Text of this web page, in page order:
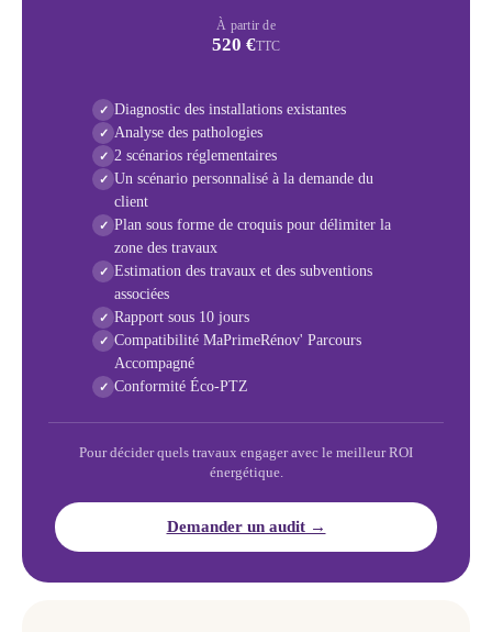
À partir de
520 €TTC
✓ Diagnostic des installations existantes
✓ Analyse des pathologies
✓ 2 scénarios réglementaires
✓ Un scénario personnalisé à la demande du
client
✓ Plan sous forme de croquis pour délimiter la
zone des travaux
✓ Estimation des travaux et des subventions
associées
✓ Rapport sous 10 jours
✓ Compatibilité MaPrimeRénov' Parcours
Accompagné
✓ Conformité Éco-PTZ
Pour décider quels travaux engager avec le meilleur ROI
énergétique.
Demander un audit →